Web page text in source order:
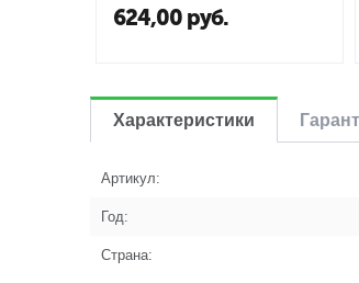
624,00 руб.
Характеристики
Артикул:
Год:
Страна: